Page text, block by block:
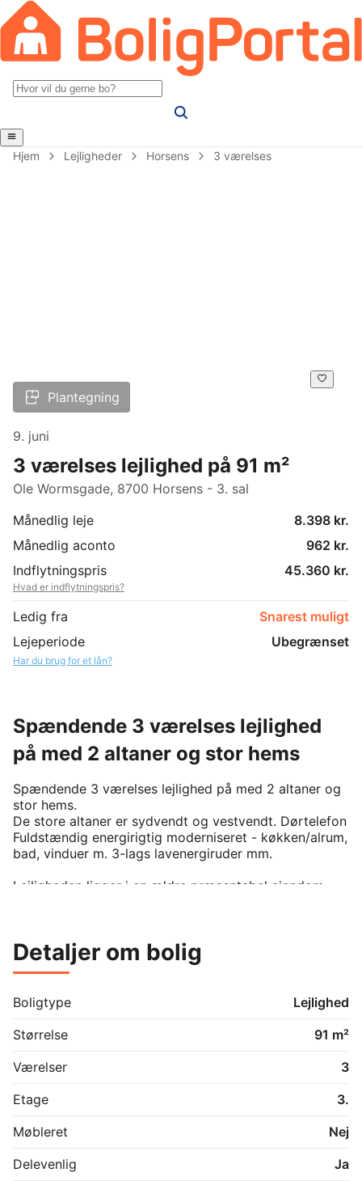
Hjem Lejligheder Horsens 3 værelses
Plantegning
9. juni
3 værelses lejlighed på 91 m²
Ole Wormsgade, 8700 Horsens - 3. sal
Månedlig leje
8.398 kr.
Månedlig aconto
962 kr.
Indflytningspris
45.360 kr.
Hvad er indflytningspris?
Ledig fra
Snarest muligt
Lejeperiode
Ubegrænset
Har du brug for et lån?
Spændende 3 værelses lejlighed
på med 2 altaner og stor hems
Spændende 3 værelses lejlighed på med 2 altaner og
stor hems.
De store altaner er sydvendt og vestvendt. Dørtelefon
Fuldstændig energirigtig moderniseret - køkken/alrum,
bad, vinduer m. 3-lags lavenergiruder mm.
Lejligheden ligger i en ældre præsentabel ejendom,
på havnen og 5 min. gang til gågaden og centrum.
Børnevenligt gård- og haveanlæg.
Trappevask, vask/tørretumbler og kold vand er
inkluderet i huslejen.
Husdyr tilladt under særlige vilkår, forhør nærmere på
Detaljer om bolig
Boligtype
Lejlighed
Størrelse
91 m²
Værelser
3
Etage
3.
Møbleret
Nej
Delevenlig
Ja